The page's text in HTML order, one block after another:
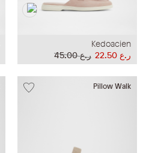
Kedoacien
ر.ع 45.00
ر.ع 22.50
Pillow Walk